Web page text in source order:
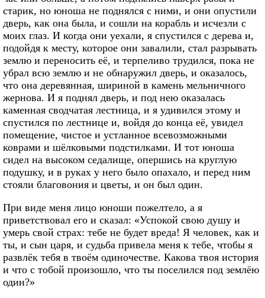
старик, но юноша не поднялся с ними, и они опустили
дверь, как она была, и сошли на корабль и исчезли с
моих глаз. И когда они уехали, я спустился с дерева и,
подойдя к месту, которое они завалили, стал разрывать
землю и переносить её, и терпеливо трудился, пока не
убрал всю землю и не обнаружил дверь, и оказалось,
что она деревянная, шириной в камень мельничного
жернова. И я поднял дверь, и под нею оказалась
каменная сводчатая лестница, и я удивился этому и
спустился по лестнице и, войдя до конца её, увидел
помещение, чистое и устланное всевозможными
коврами и шёлковыми подстилками. И тот юноша
сидел на высоком седалище, опершись на круглую
подушку, и в руках у него было опахало, и перед ним
стояли благовония и цветы, и он был один.
При виде меня лицо юноши пожелтело, а я
приветствовал его и сказал: «Успокой свою душу и
умерь свой страх: тебе не будет вреда! Я человек, как и
ты, и сын царя, и судьба привела меня к тебе, чтобы я
развлёк тебя в твоём одиночестве. Какова твоя история
и что с тобой произошло, что ты поселился под землёю
один?»